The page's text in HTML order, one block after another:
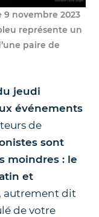
9 novembre 2023
représente un
paire de
jeudi
événements
de
sont
moindres : le
et
, autrement dit
de votre